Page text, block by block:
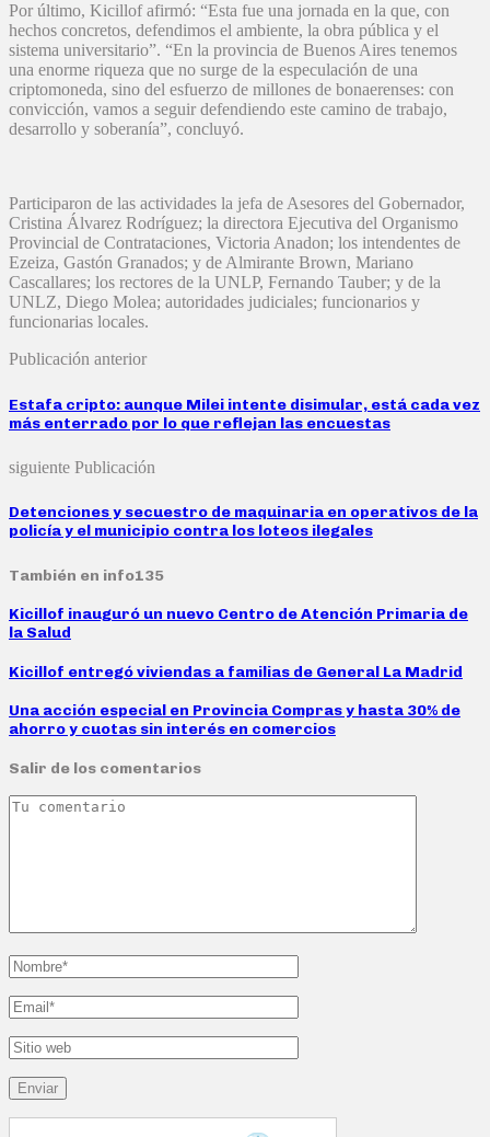
Por último, Kicillof afirmó: “Esta fue una jornada en la que, con
hechos concretos, defendimos el ambiente, la obra pública y el
sistema universitario”. “En la provincia de Buenos Aires tenemos
una enorme riqueza que no surge de la especulación de una
criptomoneda, sino del esfuerzo de millones de bonaerenses: con
convicción, vamos a seguir defendiendo este camino de trabajo,
desarrollo y soberanía”, concluyó.
Participaron de las actividades la jefa de Asesores del Gobernador,
Cristina Álvarez Rodríguez; la directora Ejecutiva del Organismo
Provincial de Contrataciones, Victoria Anadon; los intendentes de
Ezeiza, Gastón Granados; y de Almirante Brown, Mariano
Cascallares; los rectores de la UNLP, Fernando Tauber; y de la
UNLZ, Diego Molea; autoridades judiciales; funcionarios y
funcionarias locales.
Publicación anterior
Estafa cripto: aunque Milei intente disimular, está cada vez
más enterrado por lo que reflejan las encuestas
siguiente Publicación
Detenciones y secuestro de maquinaria en operativos de la
policía y el municipio contra los loteos ilegales
También en info135
Kicillof inauguró un nuevo Centro de Atención Primaria de
la Salud
Kicillof entregó viviendas a familias de General La Madrid
Una acción especial en Provincia Compras y hasta 30% de
ahorro y cuotas sin interés en comercios
Salir de los comentarios